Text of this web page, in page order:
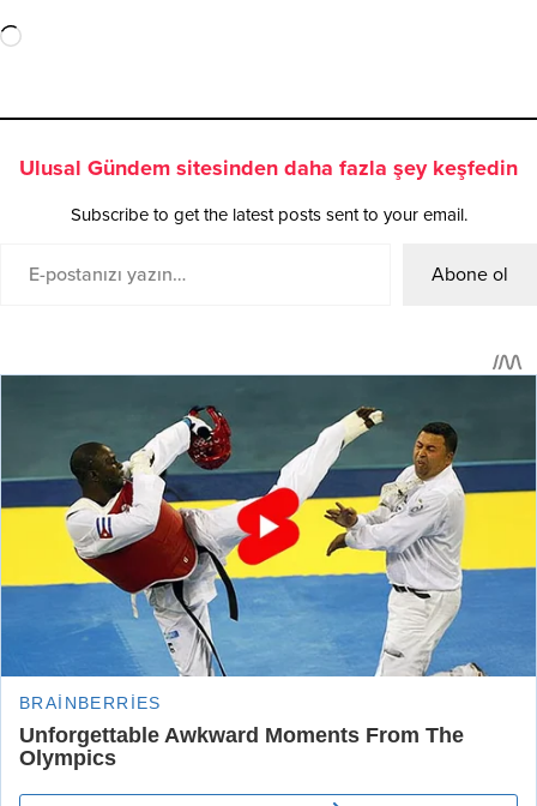
Ulusal Gündem sitesinden daha fazla şey keşfedin
Subscribe to get the latest posts sent to your email.
Abone ol